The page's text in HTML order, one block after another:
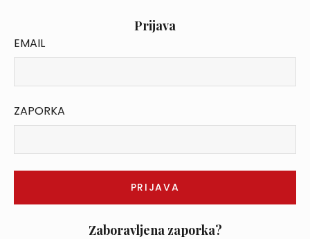
Prijava
EMAIL
ZAPORKA
Zaboravljena zaporka?